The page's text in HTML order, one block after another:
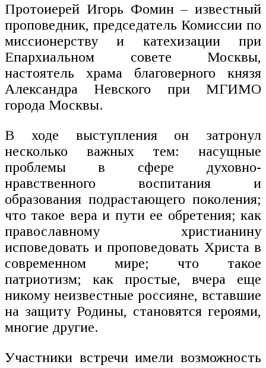
Протоиерей Игорь Фомин – известный
проповедник, председатель Комиссии по
миссионерству и катехизации при
Епархиальном совете Москвы,
настоятель храма благоверного князя
Александра Невского при МГИМО
города Москвы.
В ходе выступления он затронул
несколько важных тем: насущные
проблемы в сфере духовно-
нравственного воспитания и
образования подрастающего поколения;
что такое вера и пути ее обретения; как
православному христианину
исповедовать и проповедовать Христа в
современном мире; что такое
патриотизм; как простые, вчера еще
никому неизвестные россияне, вставшие
на защиту Родины, становятся героями,
многие другие.
Участники встречи имели возможность